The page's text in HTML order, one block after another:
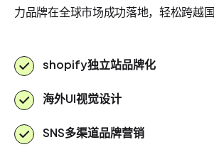
力品牌在全球市场成功落地，轻松跨越国
shopify独立站品牌化
海外UI视觉设计
SNS多渠道品牌营销